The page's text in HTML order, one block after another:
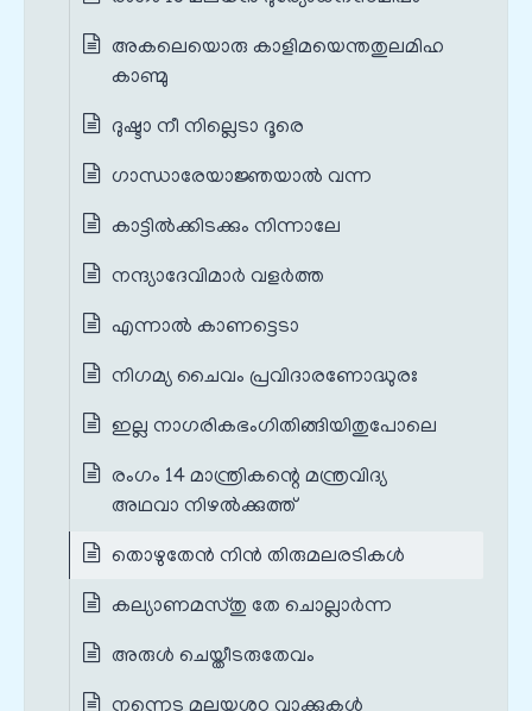
അകലെയൊരു കാളിമയെന്തതുലമിഹ
കാണ്മു
ദുഷ്ടാ നീ നില്ലെടാ ദൂരെ
ഗാന്ധാരേയാജ്ഞയാൽ വന്ന
കാട്ടിൽക്കിടക്കും നിന്നാലേ
നന്ദ്യാദേവിമാർ വളർത്ത
എന്നാൽ കാണട്ടെടാ
നിഗമ്യ ചൈവം പ്രവിദാരണോദ്ധുരഃ
ഇല്ല നാഗരികഭംഗിതിങ്ങിയിതുപോലെ
രംഗം 14 മാന്ത്രികന്റെ മന്ത്രവിദ്യ
അഥവാ നിഴൽക്കുത്ത്
തൊഴുതേൻ നിൻ തിരുമലരടികൾ
കല്യാണമസ്തു തേ ചൊല്ലാർന്ന
അരുൾ ചെയ്തീടരുതേവം